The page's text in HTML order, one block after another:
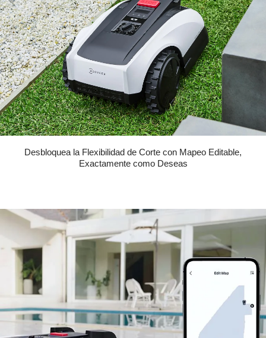
Desbloquea la Flexibilidad de Corte con Mapeo Editable,
Exactamente como Deseas